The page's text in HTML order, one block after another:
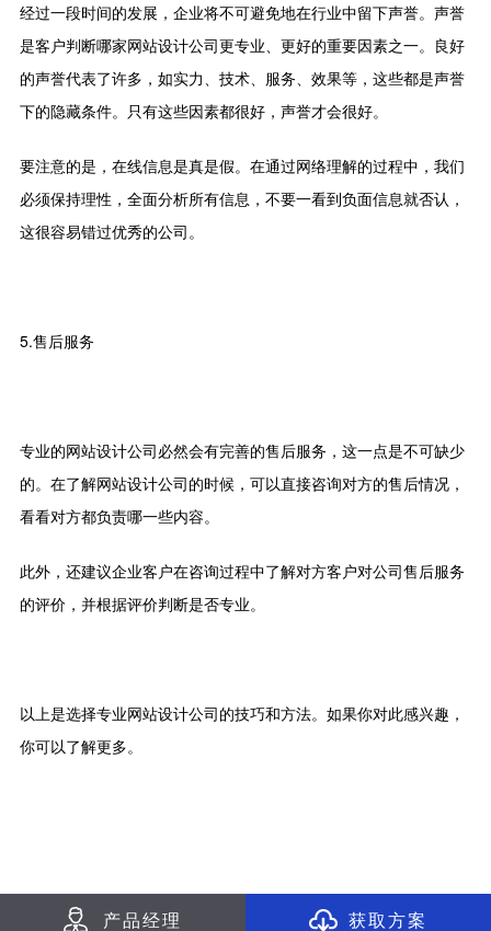
经过一段时间的发展，企业将不可避免地在行业中留下声誉。声誉
是客户判断哪家网站设计公司更专业、更好的重要因素之一。良好
的声誉代表了许多，如实力、技术、服务、效果等，这些都是声誉
下的隐藏条件。只有这些因素都很好，声誉才会很好。
要注意的是，在线信息是真是假。在通过网络理解的过程中，我们
必须保持理性，全面分析所有信息，不要一看到负面信息就否认，
这很容易错过优秀的公司。
5.售后服务
专业的网站设计公司必然会有完善的售后服务，这一点是不可缺少
的。在了解网站设计公司的时候，可以直接咨询对方的售后情况，
看看对方都负责哪一些内容。
此外，还建议企业客户在咨询过程中了解对方客户对公司售后服务
的评价，并根据评价判断是否专业。
以上是选择专业网站设计公司的技巧和方法。如果你对此感兴趣，
你可以了解更多。
产品经理 获取方案